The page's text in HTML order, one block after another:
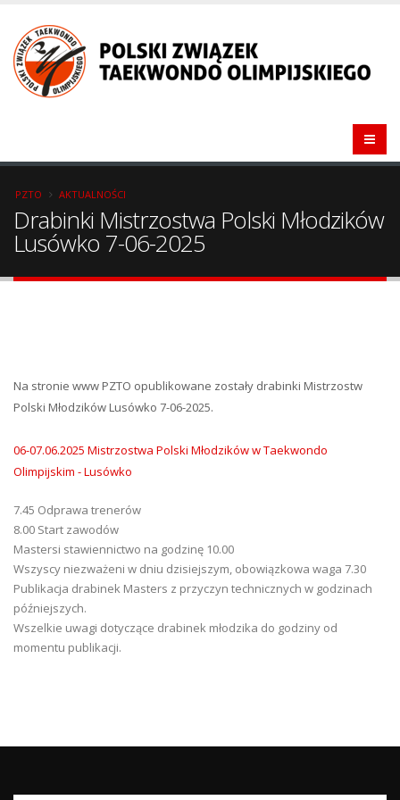
PZTO AKTUALNOŚCI
Drabinki Mistrzostwa Polski Młodzików
Lusówko 7-06-2025
Na stronie www PZTO opublikowane zostały drabinki Mistrzostw
Polski Młodzików Lusówko 7-06-2025.
06-07.06.2025 Mistrzostwa Polski Młodzików w Taekwondo
Olimpijskim - Lusówko
7.45 Odprawa trenerów
8.00 Start zawodów
Mastersi stawiennictwo na godzinę 10.00
Wszyscy niezważeni w dniu dzisiejszym, obowiązkowa waga 7.30
Publikacja drabinek Masters z przyczyn technicznych w godzinach
późniejszych.
Wszelkie uwagi dotyczące drabinek młodzika do godziny od
momentu publikacji.